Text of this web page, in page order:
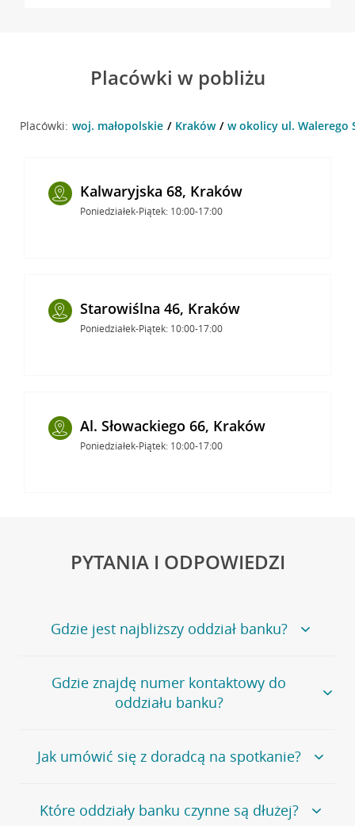
Placówki w pobliżu
Placówki: woj. małopolskie Kraków w okolicy ul. Walerego
Kalwaryjska 68, Kraków
Poniedziałek-Piątek: 10:00-17:00
Starowiślna 46, Kraków
Poniedziałek-Piątek: 10:00-17:00
Al. Słowackiego 66, Kraków
Poniedziałek-Piątek: 10:00-17:00
PYTANIA I ODPOWIEDZI
Gdzie jest najbliższy oddział banku?
Jeśli szukasz oddziału naszego banku, zapraszamy na
stronęPlacówki i bankomaty, na której znajduje się
wygodna wyszukiwarka.
oddziałów
Gdzie znajdę numer kontaktowy do
oddziału banku?
Bank Credit Agricole nie udostępnia ogólnego numeru
telefonu do placówki bankowej.
umówienia się z doradcą w placówce bankowej .
Jak umówić się z doradcą na spotkanie?
Jeśli jesteś już naszym
klientemmożeszsamodzielnieumówić się na spotkanie z
Które oddziały banku czynne są dłużej?